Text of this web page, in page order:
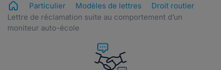
Particulier Modèles de lettres
Droit routier
Lettre de réclamation suite au comportement d’un
moniteur auto-école